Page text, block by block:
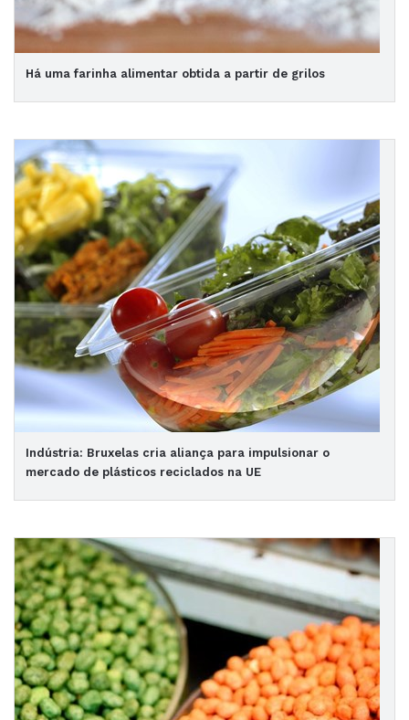
Há uma farinha alimentar obtida a partir de grilos
Indústria: Bruxelas cria aliança para impulsionar o
mercado de plásticos reciclados na UE